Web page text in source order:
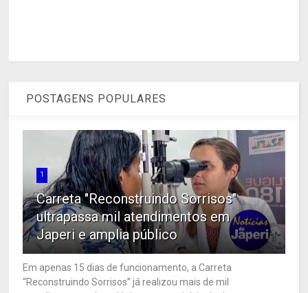
POSTAGENS POPULARES
1
Carreta "Reconstruindo Sorrisos"
ultrapassa mil atendimentos em
Japeri e amplia público
Em apenas 15 dias de funcionamento, a Carreta
“Reconstruindo Sorrisos” já realizou mais de mil